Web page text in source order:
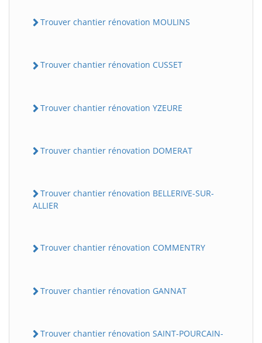
Trouver chantier rénovation MOULINS
Trouver chantier rénovation CUSSET
Trouver chantier rénovation YZEURE
Trouver chantier rénovation DOMERAT
Trouver chantier rénovation BELLERIVE-SUR-
ALLIER
Trouver chantier rénovation COMMENTRY
Trouver chantier rénovation GANNAT
Trouver chantier rénovation SAINT-POURCAIN-